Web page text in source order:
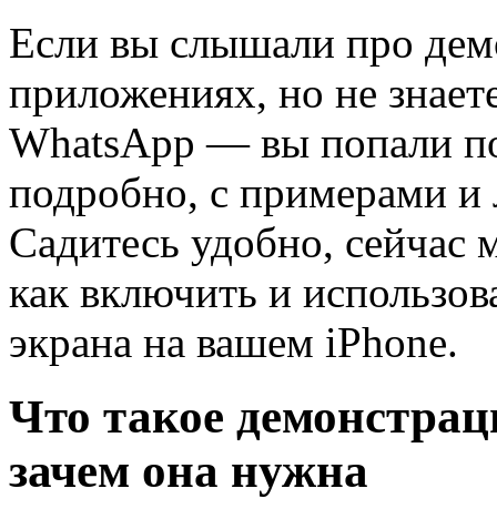
Если вы слышали про
приложениях, но не
WhatsApp — вы попали по
подробно, с примерами и
Садитесь удобно, сейчас
как включить и
экрана на вашем iPhone.
Что такое
зачем она нужна